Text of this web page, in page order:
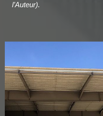
l’Auteur).